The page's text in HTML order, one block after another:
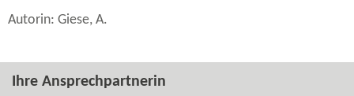
Autorin: Giese, A.
Ihre Ansprechpartnerin